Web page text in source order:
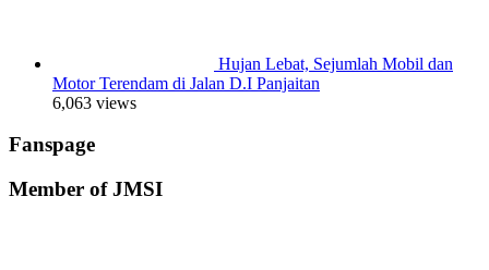
Hujan Lebat, Sejumlah Mobil dan
Motor Terendam di Jalan D.I Panjaitan
6,063 views
Fanspage
Member of JMSI